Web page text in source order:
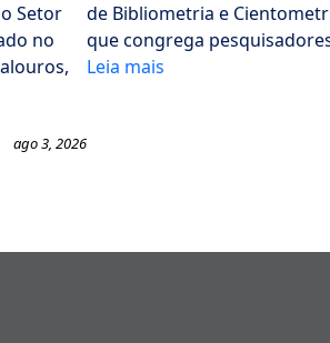
Setor
no
ago 3, 2026
de Bibliometria e
que congrega
Leia mais